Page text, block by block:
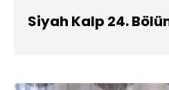
Siyah Kalp 24.